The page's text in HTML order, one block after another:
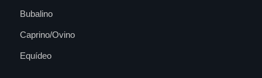
Bubalino
Caprino/Ovino
Equídeo